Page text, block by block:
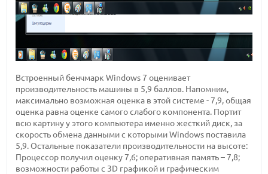
Встроенный бенчмарк Windows 7 оценивает
производительность машины в 5,9 баллов. Напомним,
максимально возможная оценка в этой системе - 7,9, общая
оценка равна оценке самого слабого компонента. Портит
всю картину у этого компьютера именно жесткий диск, за
скорость обмена данными с которыми Windows поставила
5,9. Остальные показатели производительности на высоте:
Процессор получил оценку 7,6; оперативная память – 7,8;
возможности работы с 3D графикой и графическим